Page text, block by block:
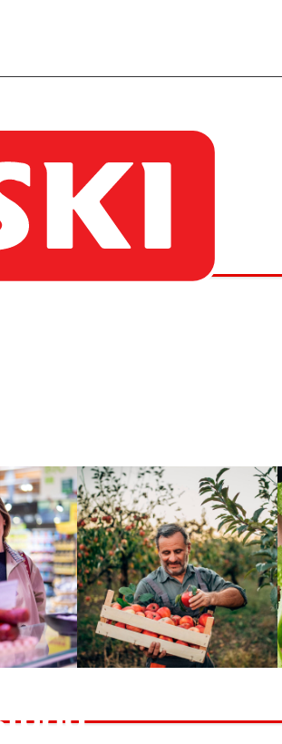
Secured Bonds
marco financiero que respalda nuestras
y la información clave para bonistas
potenciales.